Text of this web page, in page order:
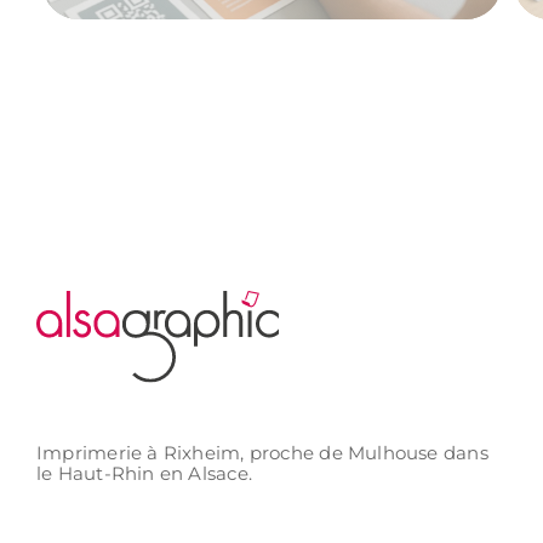
Imprimerie à Rixheim, proche de Mulhouse dans
le Haut-Rhin en Alsace.